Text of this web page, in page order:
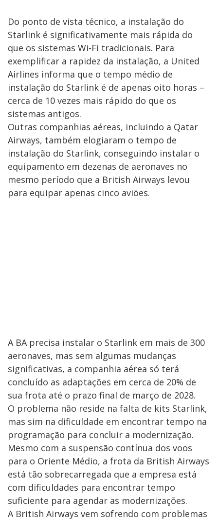
Do ponto de vista técnico, a instalação do
Starlink é significativamente mais rápida do
que os sistemas Wi-Fi tradicionais. Para
exemplificar a rapidez da instalação, a United
Airlines informa que o tempo médio de
instalação do Starlink é de apenas oito horas –
cerca de 10 vezes mais rápido do que os
sistemas antigos.
Outras companhias aéreas, incluindo a Qatar
Airways, também elogiaram o tempo de
instalação do Starlink, conseguindo instalar o
equipamento em dezenas de aeronaves no
mesmo período que a British Airways levou
para equipar apenas cinco aviões.
A BA precisa instalar o Starlink em mais de 300
aeronaves, mas sem algumas mudanças
significativas, a companhia aérea só terá
concluído as adaptações em cerca de 20% de
sua frota até o prazo final de março de 2028.
O problema não reside na falta de kits Starlink,
mas sim na dificuldade em encontrar tempo na
programação para concluir a modernização.
Mesmo com a suspensão contínua dos voos
para o Oriente Médio, a frota da British Airways
está tão sobrecarregada que a empresa está
com dificuldades para encontrar tempo
suficiente para agendar as modernizações.
A British Airways vem sofrendo com problemas